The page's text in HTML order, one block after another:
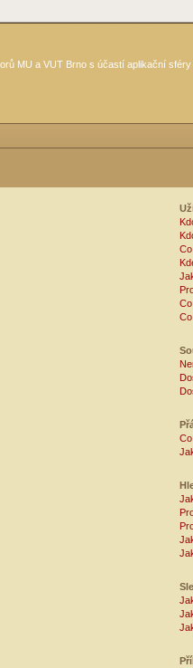
MU a VUT Brno s účastí aplikační sféry